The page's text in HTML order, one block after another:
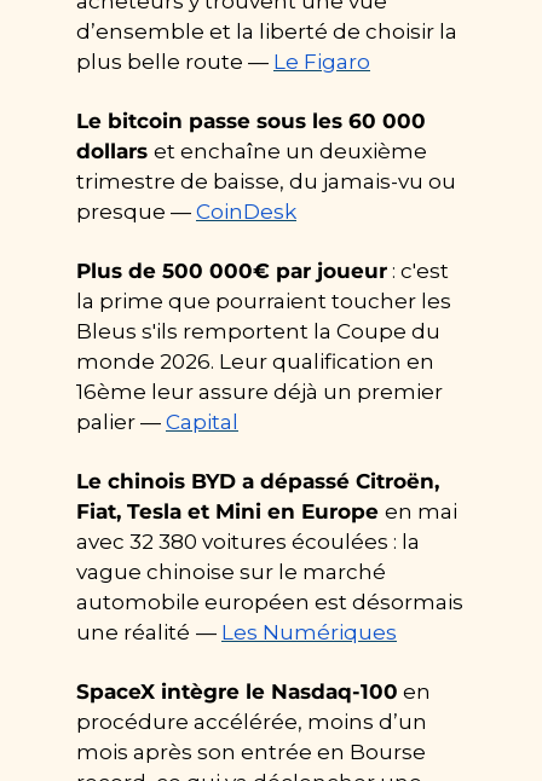
d’ensemble et la liberté de choisir la
plus belle route — Le Figaro
Le bitcoin passe sous les 60 000
dollars et enchaîne un deuxième
trimestre de baisse, du jamais-vu ou
presque — CoinDesk
Plus de 500 000€ par joueur : c'est
la prime que pourraient toucher les
Bleus s'ils remportent la Coupe du
monde 2026. Leur qualification en
16ème leur assure déjà un premier
palier — Capital
Le chinois BYD a dépassé Citroën,
Fiat, Tesla et Mini en Europe en mai
avec 32 380 voitures écoulées : la
vague chinoise sur le marché
automobile européen est désormais
une réalité — Les Numériques
SpaceX intègre le Nasdaq-100 en
procédure accélérée, moins d’un
mois après son entrée en Bourse